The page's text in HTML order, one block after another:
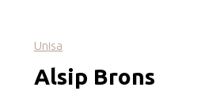
Unisa
Alsip Brons